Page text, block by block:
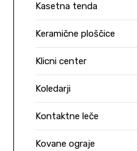
Kasetna tenda
Keramične ploščice
Klicni center
Koledarji
Kontaktne leče
Kovane ograje